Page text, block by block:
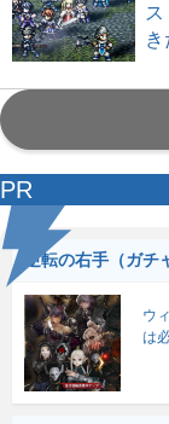
PR
逆転の右手（ガチ
ウ
は